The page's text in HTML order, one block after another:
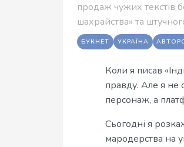
продаж чужих текстів
шахрайства» та
БУКНЕТ УКРАЇНА
Коли я писав
правду. Але я не
персонаж, а
Сьогодні я
мародерства на